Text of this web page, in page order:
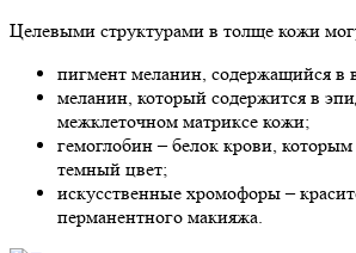
Целевыми структурами в толще кожи
пигмент меланин, содержащийся в
меланин, который содержится в
межклеточном матриксе кожи;
гемоглобин – белок крови, которым
темный цвет;
искусственные хромофоры –
перманентного макияжа.